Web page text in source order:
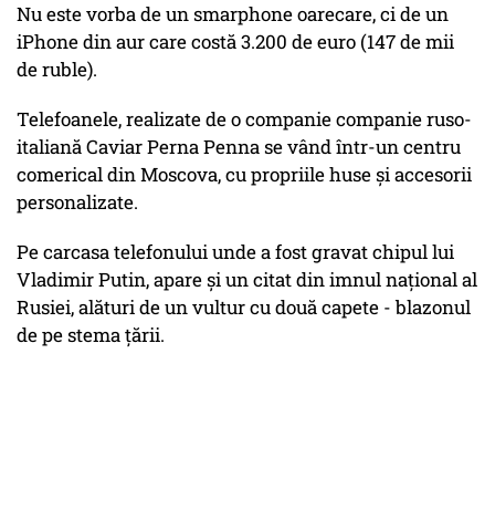
Nu este vorba de un smarphone oarecare, ci de un
iPhone din aur care costă 3.200 de euro (147 de mii
de ruble).
Telefoanele, realizate de o companie companie ruso-
italiană Caviar Perna Penna se vând într-un centru
comerical din Moscova, cu propriile huse şi accesorii
personalizate.
Pe carcasa telefonului unde a fost gravat chipul lui
Vladimir Putin, apare și un citat din imnul naţional al
Rusiei, alături de un vultur cu două capete - blazonul
de pe stema ţării.